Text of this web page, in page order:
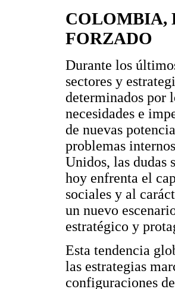
COLOMBIA,
FORZADO
Durante los
sectores y
determinados por
necesidades e
de nuevas
problemas
Unidos, las dudas
hoy enfrenta el
sociales y al
un nuevo
estratégico y
Esta tendencia
las estrategias
configuraciones